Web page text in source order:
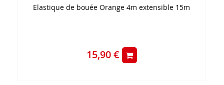
Elastique de bouée Orange 4m extensible 15m
15,90 €